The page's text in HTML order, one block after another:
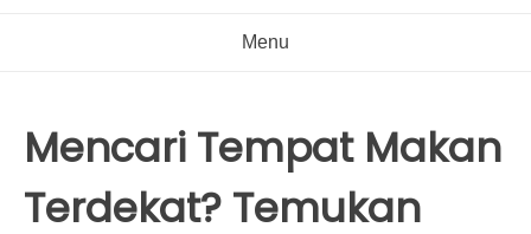
Menu
Mencari Tempat Makan
Terdekat? Temukan